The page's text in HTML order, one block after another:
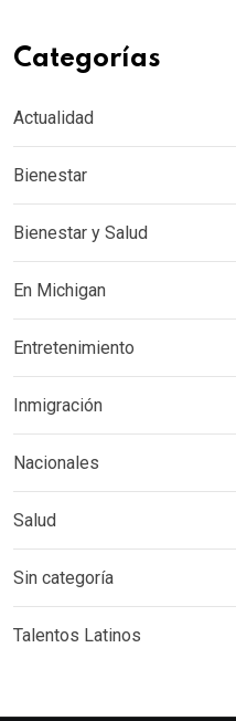
Categorías
Actualidad
Bienestar
Bienestar y Salud
En Michigan
Entretenimiento
Inmigración
Nacionales
Salud
Sin categoría
Talentos Latinos